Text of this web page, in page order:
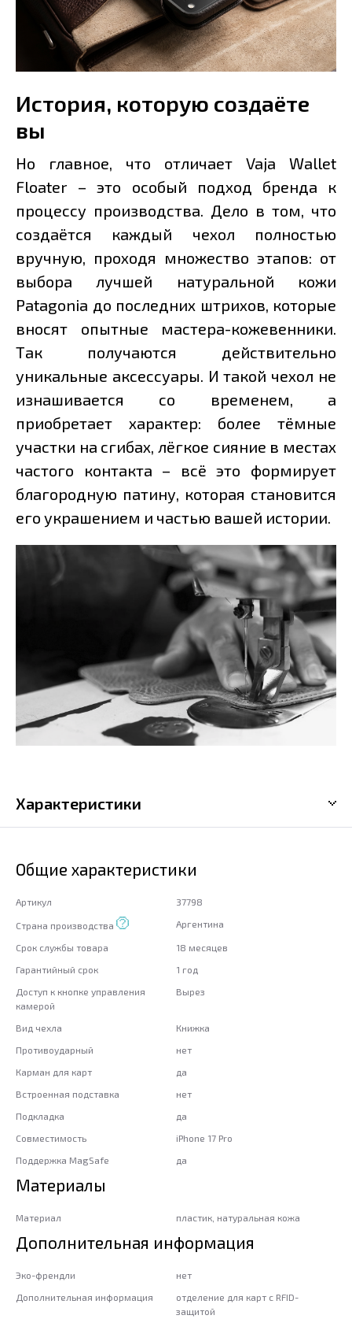
История, которую создаёте
вы
Но главное, что отличает Vaja Wallet
Floater – это особый подход бренда к
процессу производства. Дело в том, что
создаётся каждый чехол полностью
вручную, проходя множество этапов: от
выбора лучшей натуральной кожи
Patagonia до последних штрихов, которые
вносят опытные мастера-кожевенники.
Так получаются действительно
уникальные аксессуары. И такой чехол не
изнашивается со временем, а
приобретает характер: более тёмные
участки на сгибах, лёгкое сияние в местах
частого контакта – всё это формирует
благородную патину, которая становится
его украшением и частью вашей истории.
Характеристики
Общие характеристики
Артикул 37798
Страна производства Аргентина
Срок службы товара
18 месяцев
Гарантийный срок
1 год
Доступ к кнопке управления
камерой
Вырез
Вид чехла
Книжка
Противоударный
нет
Карман для карт
да
Встроенная подставка
нет
Подкладка
да
Совместимость
iPhone 17 Pro
Поддержка MagSafe
да
Материалы
Материал пластик, натуральная кожа
Дополнительная информация
Эко-френдли
нет
Дополнительная информация
отделение для карт с RFID-
защитой